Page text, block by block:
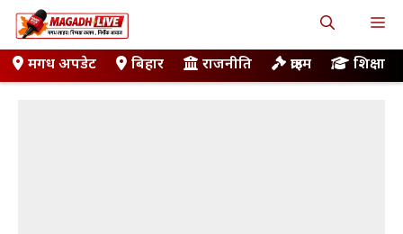
Skip
to
contentमगध अपडेट बिहार राजनीति क्राइम शिक्षा